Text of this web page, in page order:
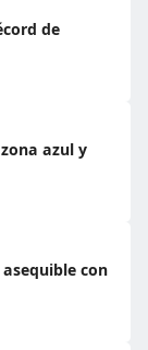
de
azul y
con